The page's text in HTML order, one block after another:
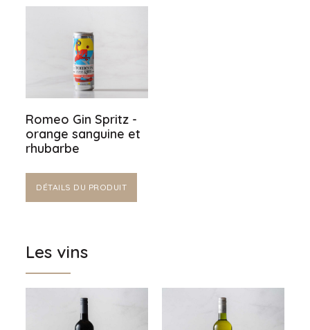
Romeo Gin Spritz -
orange sanguine et
rhubarbe
DÉTAILS DU PRODUIT
Les vins